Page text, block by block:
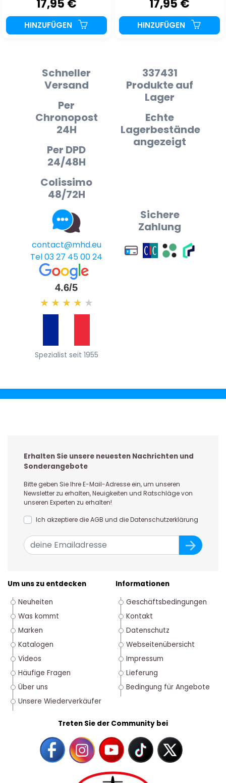
17,95 €
HINZUFÜGEN
17,95 €
HINZUFÜGEN
Schneller
Versand
Per
Chronopost
24H
Per DPD
24/48H
Colissimo
48/72H
337431
Produkte auf
Lager
Echte
Lagerbestände
angezeigt
contact@mhd.eu
Tel 03 27 45 00 24
Sichere
Zahlung
4.6/5
★ ★ ★ ★ ★
Spezialist seit 1955
Erhalten Sie unsere neuesten Nachrichten und
Sonderangebote
Bitte geben Sie Ihre E-Mail-Adresse ein, um unseren
Newsletter zu erhalten, Neuigkeiten und Ratschläge von
unseren Experten zu erhalten!
Ich akzeptiere die AGB und die Datenschutzerklärung
Um uns zu entdecken
Neuheiten
Was kommt
Marken
Katalogen
Videos
Häufige Fragen
Über uns
Unsere Wiederverkäufer
Treten Sie der Community bei
Informationen
Geschäftsbedingungen
Kontakt
Datenschutz
Webseitenübersicht
Impressum
Lieferung
Bedingung für Angebote